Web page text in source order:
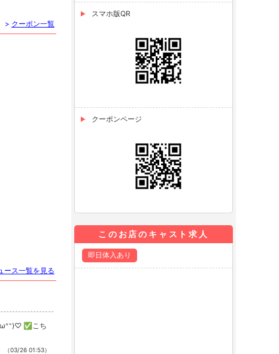
> クーポン一覧
ース一覧を見る
✅こち
（03/26 01:53）
スマホ版QR
クーポンページ
このお店のキャスト求人
即日体入あり